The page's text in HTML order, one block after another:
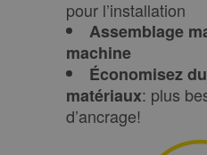
pour l’installation
Assemblage
machine
Économisez
matériaux: plus
d’ancrage!